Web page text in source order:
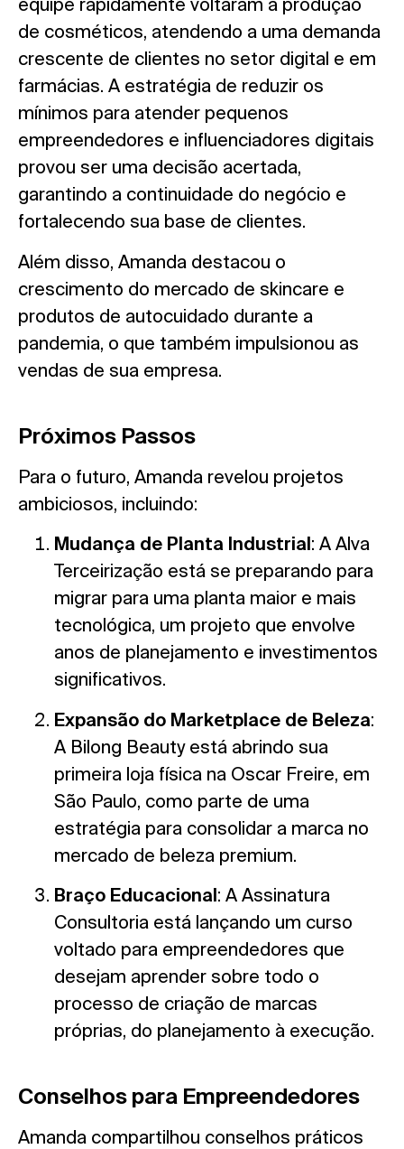
equipe rapidamente voltaram à produção
de cosméticos, atendendo a uma demanda
crescente de clientes no setor digital e em
farmácias. A estratégia de reduzir os
mínimos para atender pequenos
empreendedores e influenciadores digitais
provou ser uma decisão acertada,
garantindo a continuidade do negócio e
fortalecendo sua base de clientes.
Além disso, Amanda destacou o
crescimento do mercado de skincare e
produtos de autocuidado durante a
pandemia, o que também impulsionou as
vendas de sua empresa.
Próximos Passos
Para o futuro, Amanda revelou projetos
ambiciosos, incluindo:
Mudança de Planta Industrial: A Alva
Terceirização está se preparando para
migrar para uma planta maior e mais
tecnológica, um projeto que envolve
anos de planejamento e investimentos
significativos.
Expansão do Marketplace de Beleza:
A Bilong Beauty está abrindo sua
primeira loja física na Oscar Freire, em
São Paulo, como parte de uma
estratégia para consolidar a marca no
mercado de beleza premium.
Braço Educacional: A Assinatura
Consultoria está lançando um curso
voltado para empreendedores que
desejam aprender sobre todo o
processo de criação de marcas
próprias, do planejamento à execução.
Conselhos para Empreendedores
Amanda compartilhou conselhos práticos